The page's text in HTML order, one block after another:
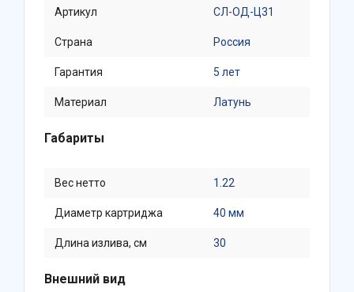
Артикул СЛ-ОД-Ц31
Страна Россия
Гарантия 5 лет
Материал Латунь
Габариты
Вес нетто 1.22
Диаметр картриджа 40 мм
Длина излива, см 30
Внешний вид